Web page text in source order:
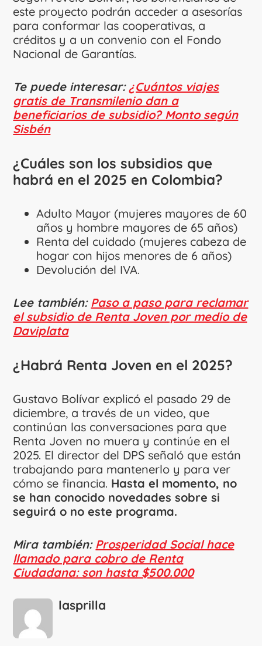
este proyecto podrán acceder a asesorías
para conformar las cooperativas, a
créditos y a un convenio con el Fondo
Nacional de Garantías.
Te puede interesar: ¿Cuántos viajes
gratis de Transmilenio dan a
beneficiarios de subsidio? Monto según
Sisbén
¿Cuáles son los subsidios que
habrá en el 2025 en Colombia?
Adulto Mayor (mujeres mayores de 60
años y hombre mayores de 65 años)
Renta del cuidado (mujeres cabeza de
hogar con hijos menores de 6 años)
Devolución del IVA.
Lee también: Paso a paso para reclamar
el subsidio de Renta Joven por medio de
Daviplata
¿Habrá Renta Joven en el 2025?
Gustavo Bolívar explicó el pasado 29 de
diciembre, a través de un video, que
continúan las conversaciones para que
Renta Joven no muera y continúe en el
2025. El director del DPS señaló que están
trabajando para mantenerlo y para ver
cómo se financia. Hasta el momento, no
se han conocido novedades sobre si
seguirá o no este programa.
Mira también: Prosperidad Social hace
llamado para cobro de Renta
Ciudadana: son hasta $500.000
lasprilla